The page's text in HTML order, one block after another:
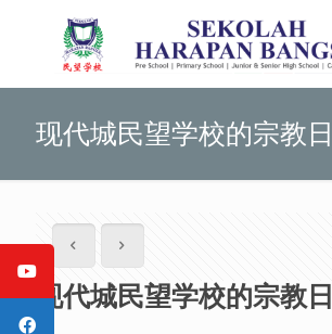
现代城民望学校的宗教日
现代城民望学校的宗教日